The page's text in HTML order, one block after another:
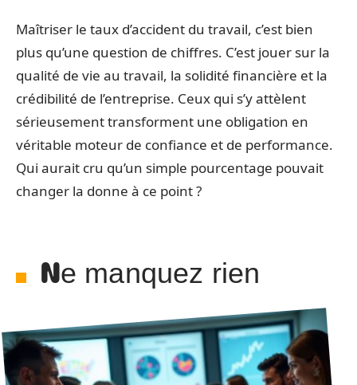
Maîtriser le taux d’accident du travail, c’est bien
plus qu’une question de chiffres. C’est jouer sur la
qualité de vie au travail, la solidité financière et la
crédibilité de l’entreprise. Ceux qui s’y attèlent
sérieusement transforment une obligation en
véritable moteur de confiance et de performance.
Qui aurait cru qu’un simple pourcentage pouvait
changer la donne à ce point ?
Ne manquez rien